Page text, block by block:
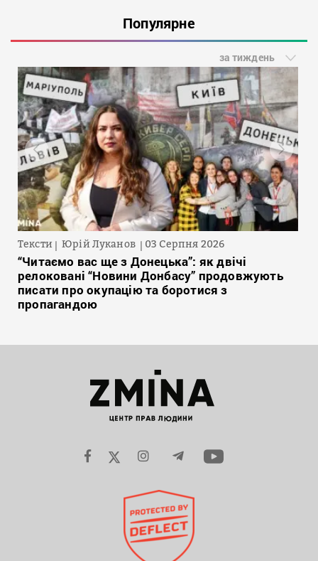
Популярне
за тиждень
Тексти Юрій Луканов 03 Серпня 2026
“Читаємо вас ще з Донецька”: як двічі
релоковані “Новини Донбасу” продовжують
писати про окупацію та боротися з
пропагандою